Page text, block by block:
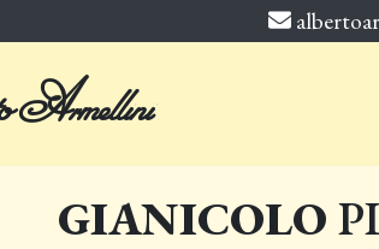
GIANICOLO